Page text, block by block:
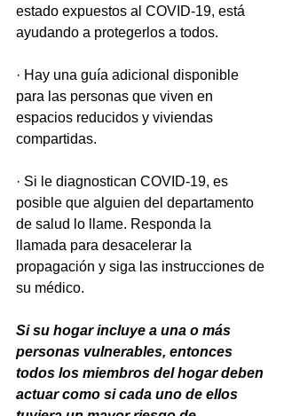
estado expuestos al COVID-19, está
ayudando a protegerlos a todos.
· Hay una guía adicional disponible
para las personas que viven en
espacios reducidos y viviendas
compartidas.
· Si le diagnostican COVID-19, es
posible que alguien del departamento
de salud lo llame. Responda la
llamada para desacelerar la
propagación y siga las instrucciones de
su médico.
Si su hogar incluye a una o más
personas vulnerables, entonces
todos los miembros del hogar deben
actuar como si cada uno de ellos